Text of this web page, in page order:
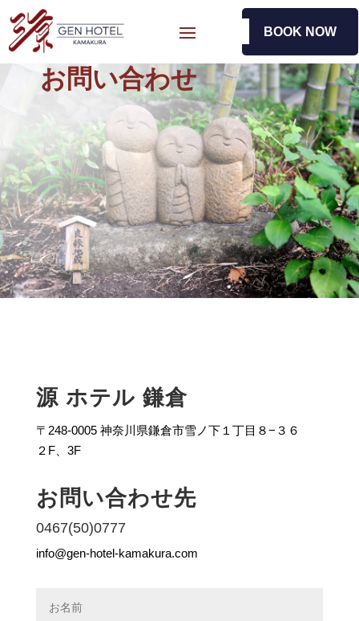
BOOK NOW
お問い合わせ
源 ホテル 鎌倉
〒248-0005 神奈川県鎌倉市雪ノ下１丁目８−３６
２F、3F
お問い合わせ先
0467(50)0777
info@gen-hotel-kamakura.com